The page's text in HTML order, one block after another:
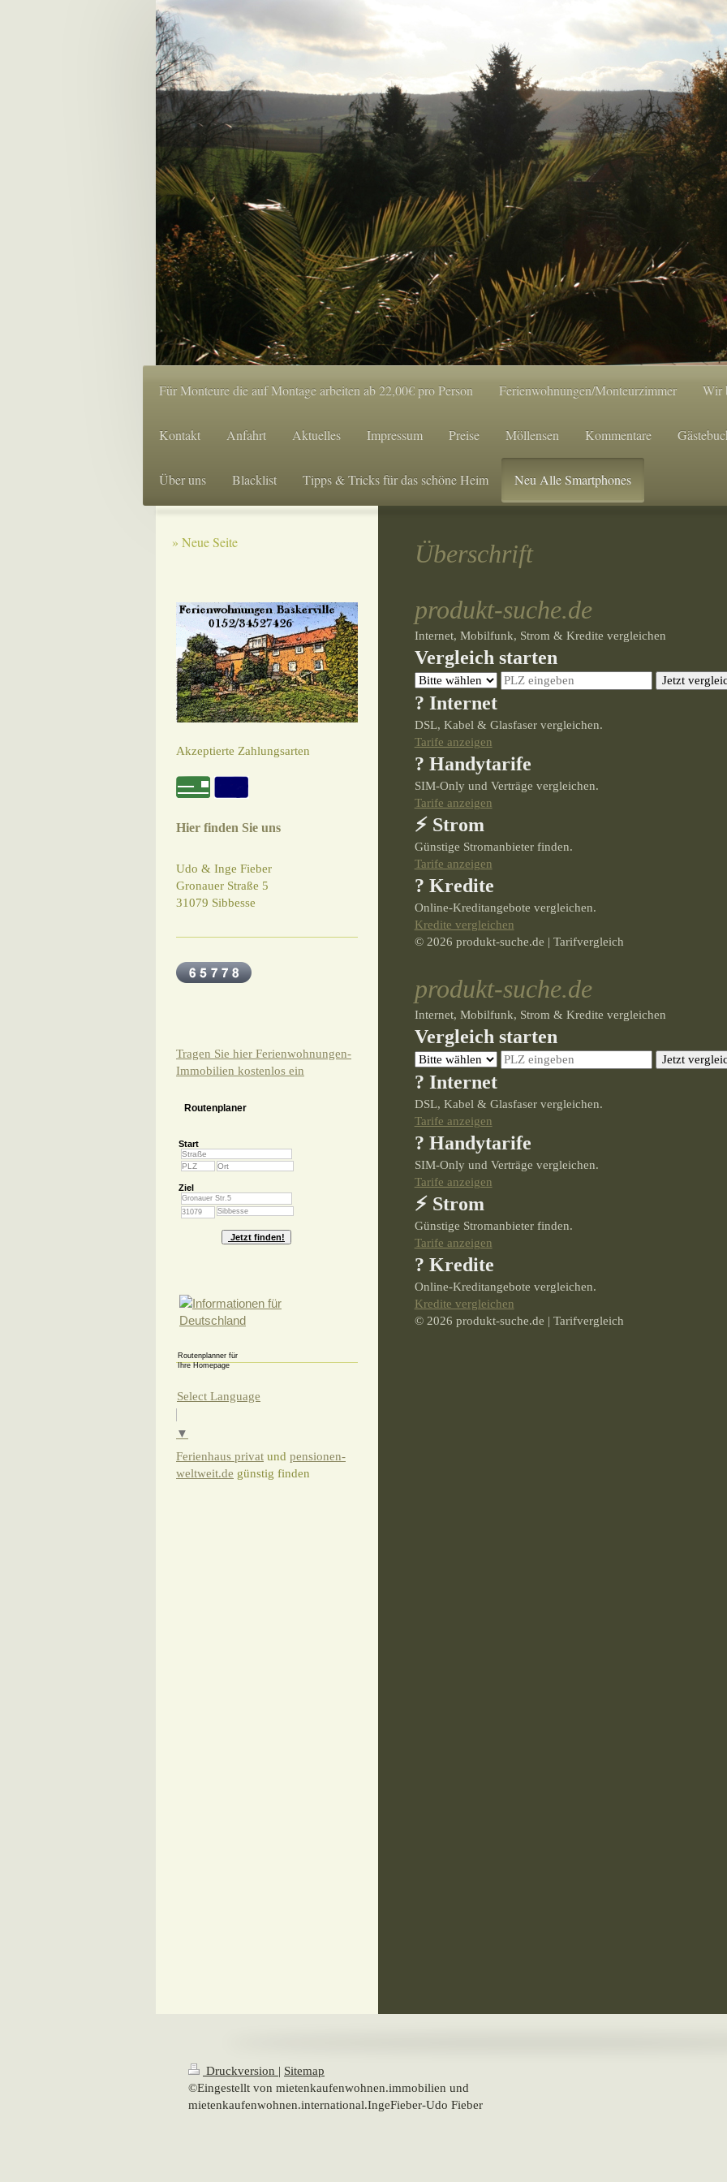
Für Monteure die auf Montage arbeiten ab 22,00€ pro Person Ferienwohnungen/Monteurzimmer Wir
Kontakt Anfahrt Aktuelles Impressum Preise Möllensen Kommentare
Über uns Blacklist Tipps & Tricks für das schöne Heim Neu Alle Smartphones
Überschrift
produkt-suche.de
Internet, Mobilfunk, Strom & Kredite vergleichen
Vergleich starten
Jetzt
? Internet
DSL, Kabel & Glasfaser vergleichen.
Tarife anzeigen
? Handytarife
SIM-Only und Verträge vergleichen.
Tarife anzeigen
⚡ Strom
Günstige Stromanbieter finden.
Tarife anzeigen
? Kredite
Online-Kreditangebote vergleichen.
Kredite vergleichen
© 2026 produkt-suche.de | Tarifvergleich
produkt-suche.de
Internet, Mobilfunk, Strom & Kredite vergleichen
Vergleich starten
Jetzt
? Internet
DSL, Kabel & Glasfaser vergleichen.
Tarife anzeigen
? Handytarife
SIM-Only und Verträge vergleichen.
Tarife anzeigen
⚡ Strom
Günstige Stromanbieter finden.
Tarife anzeigen
? Kredite
Online-Kreditangebote vergleichen.
Kredite vergleichen
© 2026 produkt-suche.de | Tarifvergleich
Neue Seite
Akzeptierte Zahlungsarten
Hier finden Sie uns
Udo & Inge Fieber
Gronauer Straße 5
31079 Sibbesse
Tragen Sie hier Ferienwohnungen-
Immobilien kostenlos ein
Routenplaner
Start
Ziel
Routenplanner für
Ihre Homepage
Select Language
▼
Ferienhaus privat und pensionen-
weltweit.de günstig finden
Druckversion | Sitemap
©Eingestellt von mietenkaufenwohnen.immobilien und
mietenkaufenwohnen.international.IngeFieber-Udo Fieber